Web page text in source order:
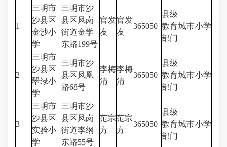
1
三明市
沙县区
金沙小
学
三明市沙
县区凤岗
街道金学
东路199号
官发
友
官发
友
365050
县级
教育
部门
城市小学
2
三明市
沙县区
翠绿小
学
三明市沙
县区凤凰
路68号
李梅
清
李梅
清
365050
县级
教育
部门
城市小学
3
三明市
沙县区
实验小
学
三明市沙
县区凤岗
街道李纲
东路55号
范宗
方
范宗
方
365050
县级
教育
部门
城市小学